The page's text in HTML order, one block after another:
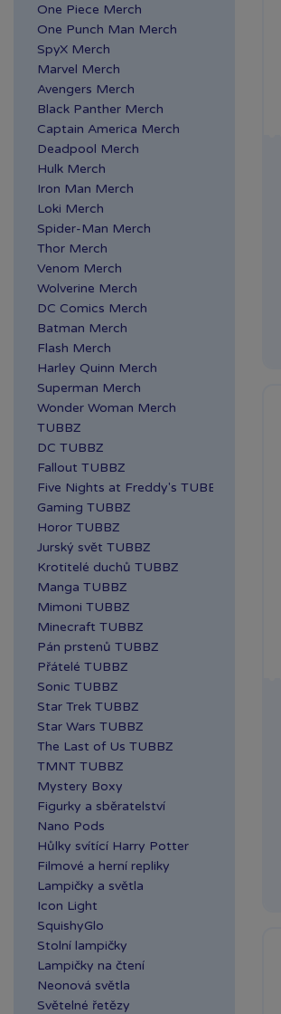
Plzeň OC Olympia 2
Praha Centrum
Stromovka
Praha Černý Most
Praha NC Eden
Praha OC Arkády
Pankrác
Praha OC Flora
Praha OC Galerie
Butovice
Praha OC Galerie Harfa
Praha OC Krakov
Praha OC Letňany
Praha Westfield
Chodov
Praha Zličín Metropole
Říčany OC Lihovar
Teplice OC Galerie
One Piece Merch
One Punch Man Merch
SpyX Merch
Marvel Merch
Avengers Merch
Black Panther Merch
Captain America Merch
Deadpool Merch
Hulk Merch
Iron Man Merch
Loki Merch
Spider-Man Merch
Thor Merch
Venom Merch
Wolverine Merch
DC Comics Merch
Batman Merch
Flash Merch
Harley Quinn Merch
Superman Merch
Wonder Woman Merch
TUBBZ
DC TUBBZ
Fallout TUBBZ
Five Nights at Freddy's TUBBZ
Gaming TUBBZ
Horor TUBBZ
Jurský svět TUBBZ
Krotitelé duchů TUBBZ
Manga TUBBZ
Mimoni TUBBZ
Minecraft TUBBZ
Pán prstenů TUBBZ
Přátelé TUBBZ
Sonic TUBBZ
Star Trek TUBBZ
Star Wars TUBBZ
The Last of Us TUBBZ
TMNT TUBBZ
Mystery Boxy
Figurky a sběratelství
Nano Pods
Hůlky svítící Harry Potter
Filmové a herní repliky
Lampičky a světla
Icon Light
SquishyGlo
Stolní lampičky
Lampičky na čtení
Neonová světla
Světelné řetězy